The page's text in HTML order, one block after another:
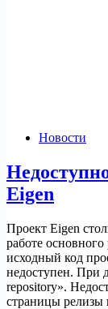
Новости
Eigen
Проект Eigen
работе
исходный код
недоступен. При
repository».
страницы релизы